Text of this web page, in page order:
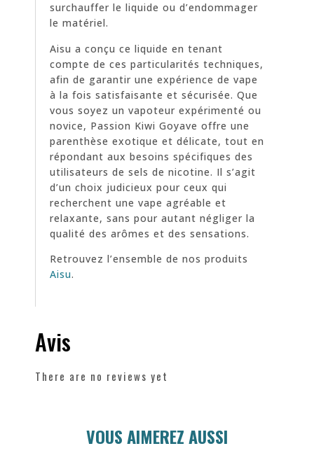
surchauffer le liquide ou d’endommager
le matériel.
Aisu a conçu ce liquide en tenant
compte de ces particularités techniques,
afin de garantir une expérience de vape
à la fois satisfaisante et sécurisée. Que
vous soyez un vapoteur expérimenté ou
novice, Passion Kiwi Goyave offre une
parenthèse exotique et délicate, tout en
répondant aux besoins spécifiques des
utilisateurs de sels de nicotine. Il s’agit
d’un choix judicieux pour ceux qui
recherchent une vape agréable et
relaxante, sans pour autant négliger la
qualité des arômes et des sensations.
Retrouvez l’ensemble de nos produits
Aisu.
Avis
There are no reviews yet
VOUS AIMEREZ AUSSI